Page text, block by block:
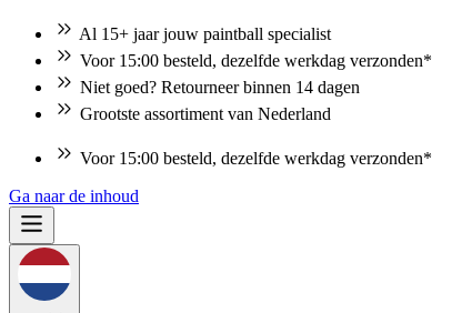
Al 15+ jaar jouw paintball specialist
Voor 15:00 besteld, dezelfde werkdag verzonden*
Niet goed? Retourneer binnen 14 dagen
Grootste assortiment van Nederland
Voor 15:00 besteld, dezelfde werkdag verzonden*
Ga naar de inhoud